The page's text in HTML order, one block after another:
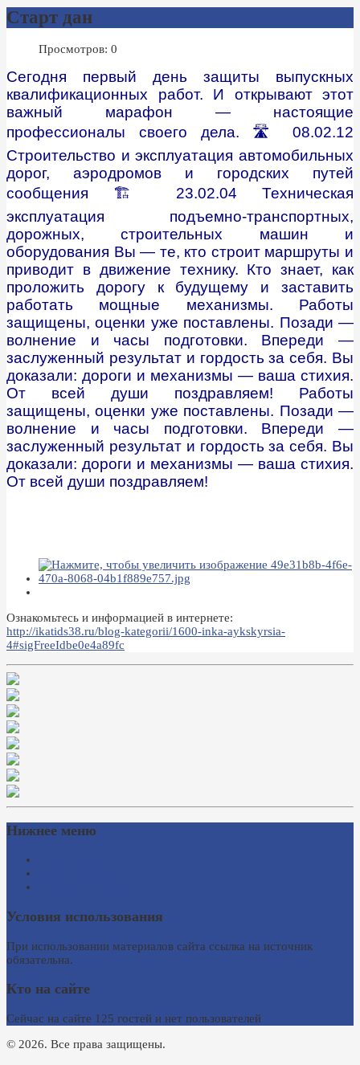
Cтарт дан
Просмотров: 0
Сегодня первый день защиты выпускных
квалификационных работ. И открывают этот
важный марафон — настоящие
профессионалы своего дела. 🛣 08.02.12
Строительство и эксплуатация автомобильных
дорог, аэродромов и городских путей
сообщения 🏗 23.02.04 Техническая
эксплуатация подъемно-транспортных,
дорожных, строительных машин и
оборудования Вы — те, кто строит маршруты и
приводит в движение технику. Кто знает, как
проложить дорогу к будущему и заставить
работать мощные механизмы. Работы
защищены, оценки уже поставлены. Позади —
волнение и часы подготовки. Впереди —
заслуженный результат и гордость за себя. Вы
доказали: дороги и механизмы — ваша стихия.
От всей души поздравляем! Работы
защищены, оценки уже поставлены. Позади —
волнение и часы подготовки. Впереди —
заслуженный результат и гордость за себя. Вы
доказали: дороги и механизмы — ваша стихия.
От всей души поздравляем!
Ознакомьтесь и информацией в интернете:
http://ikatids38.ru/blog-kategorii/1600-inka-aykskyrsia-
4#sigFreeIdbe0e4a89fc
Нижнее меню
Условия использования
При использовании материалов сайта ссылка на источник
обязательна.
Кто на сайте
Сейчас на сайте 125 гостей и нет пользователей
© 2026. Все права защищены.